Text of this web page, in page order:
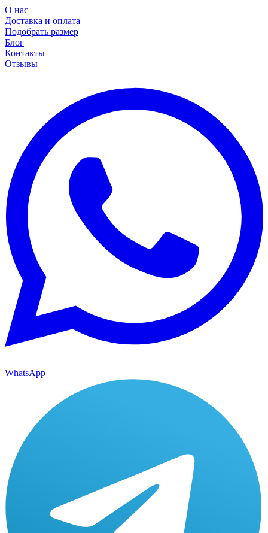
О нас
Доставка и оплата
Подобрать размер
Блог
Контакты
Отзывы
WhatsApp